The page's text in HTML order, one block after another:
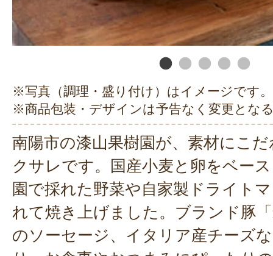
※写真（調理・盛り付け）はイメージです。
※商品包装・デザインは予告なく変更とな
南陽市の漆山果樹園が、素材にこ
クサレです。国産小麦と卵をベー
園で採れた野菜や自家製ドライト
れて焼き上げました。ブランド豚
のソーセージ、イタリア産チーズ